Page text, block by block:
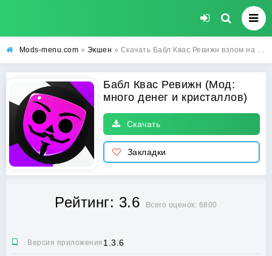
Mods-menu.com » Экшен » Скачать Бабл Квас Ревижн взлом на много денег и кристаллов бесплатно на Андроид
Бабл Квас Ревижн (Мод:
много денег и кристаллов)
Скачать
Закладки
Рейтинг: 3.6 Всего оценок: 6800
Версия приложения:1.3.6